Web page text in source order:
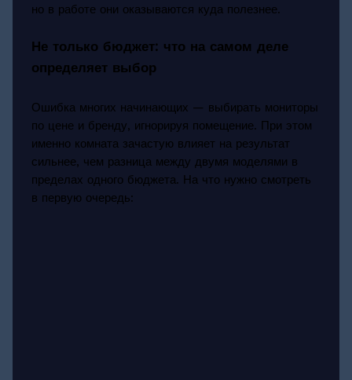
но в работе они оказываются куда полезнее.
Не только бюджет: что на самом деле
определяет выбор
Ошибка многих начинающих — выбирать мониторы
по цене и бренду, игнорируя помещение. При этом
именно комната зачастую влияет на результат
сильнее, чем разница между двумя моделями в
пределах одного бюджета. На что нужно смотреть
в первую очередь: